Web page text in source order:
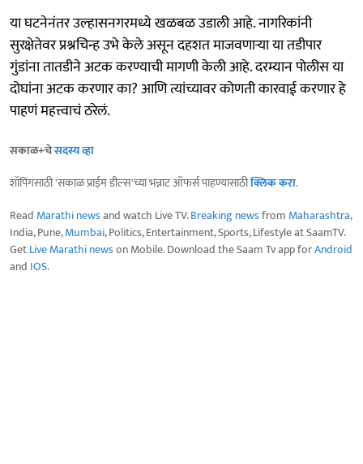
या घटनेनंतर उल्हासनगरमध्ये खळबळ उडाली आहे. नागरिकांनी
सुरक्षेतेवर प्रश्नचिन्ह उभे केले असून दहशत माजवणाऱ्या या तडीपार
गुंडांना तातडीने अटक करण्याची मागणी केली आहे. दरम्यान पोलीस या
दोघांना अटक करणार का? आणि त्यांच्यावर कोणती कारवाई करणार हे
पाहणं महत्त्वाचं ठरेलं.
सकाळ+चेसदस्य व्हा
शॉपिंगसाठी 'सकाळ प्राईम डील्स'च्या भन्नाट ऑफर्स पाहण्यासाठीक्लिक करा.
Read Marathi newsand watch Live TV.Breaking newsfrom Maharashtra,
India, Pune,Mumbai, Politics, Entertainment, Sports, Lifestyle at SaamTV.
GetLive Marathi newson Mobile. Download the Saam Tv app forAndroid
and IOS.